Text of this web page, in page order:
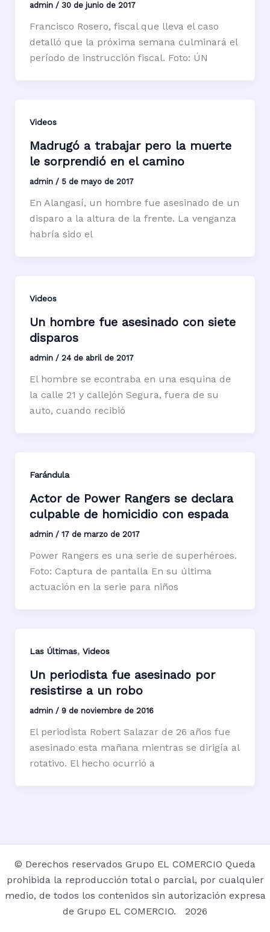
admin / 30 de junio de 2017
Francisco Rosero, fiscal que lleva el caso
detalló que la próxima semana culminará el
período de instrucción fiscal. Foto: ÚN
Videos
Madrugó a trabajar pero la muerte
le sorprendió en el camino
admin / 5 de mayo de 2017
En Alangasí, un hombre fue asesinado de un
disparo a la altura de la frente. La venganza
habría sido el
Videos
Un hombre fue asesinado con siete
disparos
admin / 24 de abril de 2017
El hombre se econtraba en una esquina de
la calle 21 y callejón Segura, fuera de su
auto, cuando recibió
Farándula
Actor de Power Rangers se declara
culpable de homicidio con espada
admin / 17 de marzo de 2017
Power Rangers es una serie de superhéroes.
Foto: Captura de pantalla En su última
actuación en la serie para niños
Las Últimas, Videos
Un periodista fue asesinado por
resistirse a un robo
admin / 9 de noviembre de 2016
El periodista Robert Salazar de 26 años fue
asesinado esta mañana mientras se dirigía al
rotativo. El hecho ocurrió a
© Derechos reservados Grupo EL COMERCIO Queda
prohibida la reproducción total o parcial, por cualquier
medio, de todos los contenidos sin autorización expresa
de Grupo EL COMERCIO. 2026